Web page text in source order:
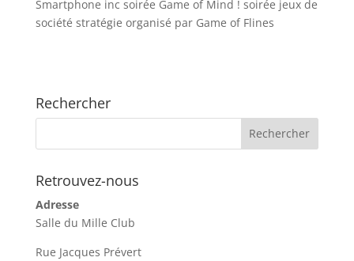
Smartphone inc soirée Game of Mind ! soirée jeux de
société stratégie organisé par Game of Flines
Rechercher
Retrouvez-nous
Adresse
Salle du Mille Club
Rue Jacques Prévert